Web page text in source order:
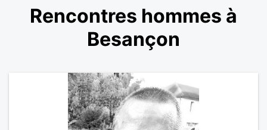
Rencontres hommes à
Besançon